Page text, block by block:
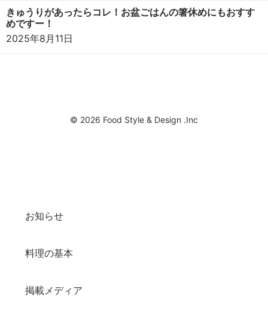
きゅうりがあったらコレ！お盆ごはんの箸休めにもおすす
めですー！
2025年8月11日
© 2026 Food Style & Design .Inc
お知らせ
料理の基本
掲載メディア